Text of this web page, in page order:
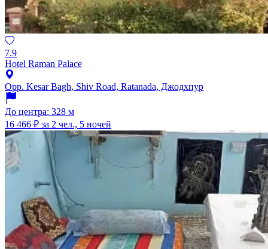
7.9
Hotel Raman Palace
Opp. Kesar Bagh, Shiv Road, Ratanada, Джодхпур
До центра: 328 м
16 466 ₽ за 2 чел., 5 ночей